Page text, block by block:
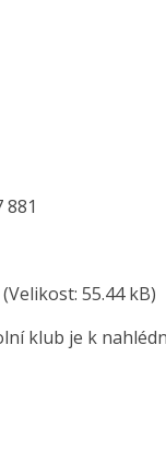
(Velikost: 55.44 kB)
klub je k